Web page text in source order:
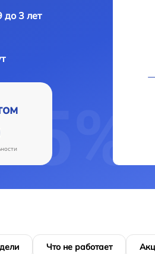
до 3 лет
Что не работает